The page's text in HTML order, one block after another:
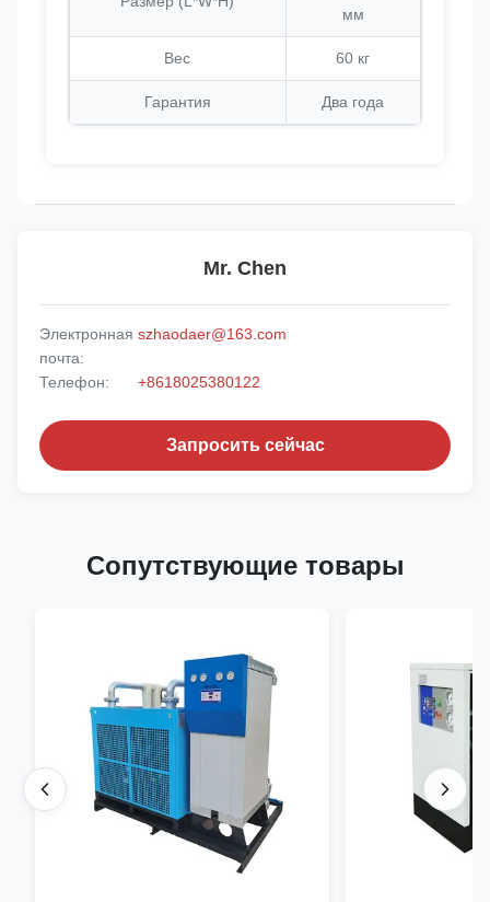
мм
Вес 60 кг
Гарантия Два года
Mr. Chen
Электронная
почта:
szhaodaer@163.com
Телефон: +8618025380122
Запросить сейчас
Сопутствующие товары